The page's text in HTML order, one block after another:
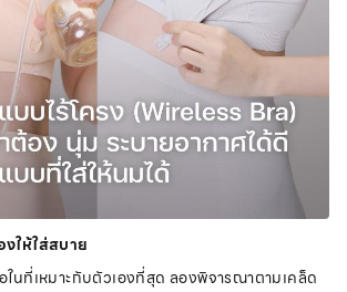
ให้ใส่สบาย
ในที่เหมาะกับตัวเองที่สุด ลองพิจารณาตามเคล็ด